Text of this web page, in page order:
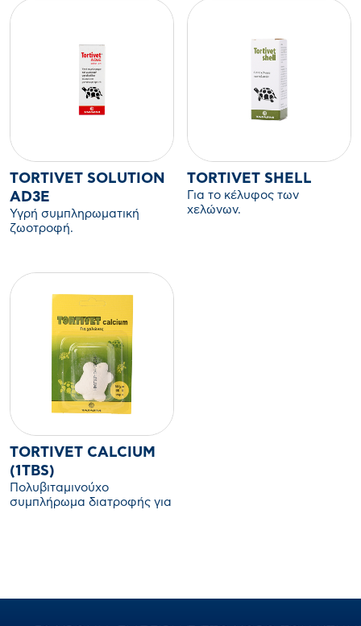
TORTIVET SOLUTION
AD3E
Υγρή συμπληρωματική
ζωοτροφή.
TORTIVET SHELL
Για το κέλυφος των
χελώνων.
TORTIVET CALCIUM
(1TBS)
Πολυβιταμινούχο
συμπλήρωμα διατροφής για